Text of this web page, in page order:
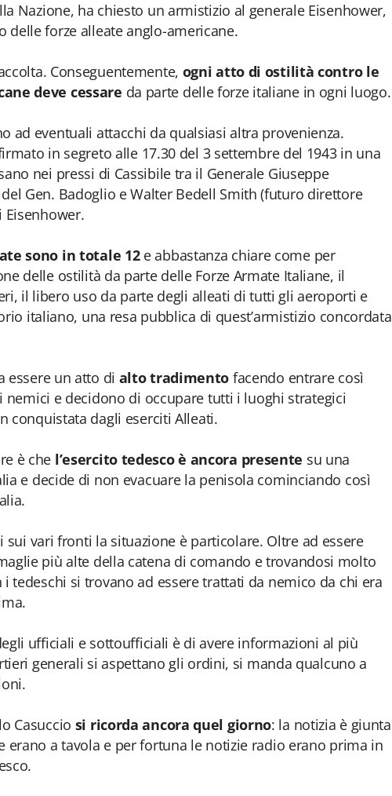
Nazione, ha chiesto un armistizio al generale Eisenhower,
delle forze alleate anglo-americane.
Conseguentemente, ogni atto di ostilità contro le
deve cessare da parte delle forze italiane in ogni luogo.
ad eventuali attacchi da qualsiasi altra provenienza.
in segreto alle 17.30 del 3 settembre del 1943 in una
nei pressi di Cassibile tra il Generale Giuseppe
Gen. Badoglio e Walter Bedell Smith (futuro direttore
Eisenhower.
sono in totale 12e abbastanza chiare come per
delle ostilità da parte delle Forze Armate Italiane, il
il libero uso da parte degli alleati di tutti gli aeroporti e
italiano, una resa pubblica di quest’armistizio concordata
essere un atto di alto tradimento facendo entrare così
nemici e decidono di occupare tutti i luoghi strategici
conquistata dagli eserciti Alleati.
è che l’esercito tedesco è ancora presente su una
e decide di non evacuare la penisola cominciando così
sui vari fronti la situazione è particolare. Oltre ad essere
più alte della catena di comando e trovandosi molto
i tedeschi si trovano ad essere trattati da nemico da chi era
ufficiali e sottoufficiali è di avere informazioni al più
generali si aspettano gli ordini, si manda qualcuno a
Casuccio si ricorda ancora quel giorno: la notizia è giunta
erano a tavola e per fortuna le notizie radio erano prima in